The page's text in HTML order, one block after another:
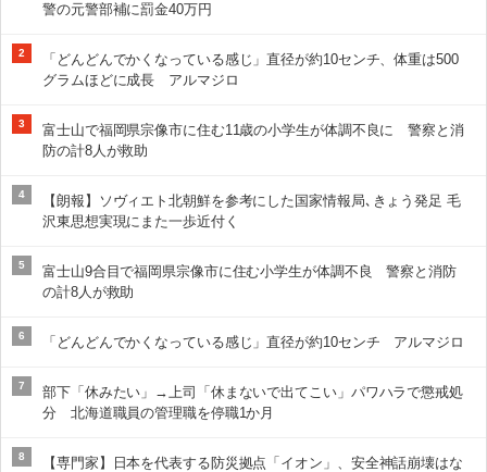
警の元警部補に罰金40万円
2
「どんどんでかくなっている感じ」直径が約10センチ、体重は500
グラムほどに成長 アルマジロ
3
富士山で福岡県宗像市に住む11歳の小学生が体調不良に 警察と消
防の計8人が救助
4
【朗報】ソヴィエト北朝鮮を参考にした国家情報局､きょう発足 毛
沢東思想実現にまた一歩近付く
5
富士山9合目で福岡県宗像市に住む小学生が体調不良 警察と消防
の計8人が救助
6 「どんどんでかくなっている感じ」直径が約10センチ アルマジロ
7
部下「休みたい」→上司「休まないで出てこい」パワハラで懲戒処
分 北海道職員の管理職を停職1か月
8 【専門家】日本を代表する防災拠点「イオン」、安全神話崩壊はな